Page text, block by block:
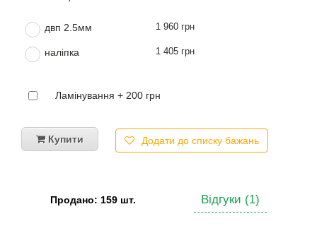
двп 2.5мм 1 960 грн
наліпка 1 405 грн
Ламінування + 200 грн
Купити Додати до списку бажань
Продано: 159 шт. Відгуки (1)